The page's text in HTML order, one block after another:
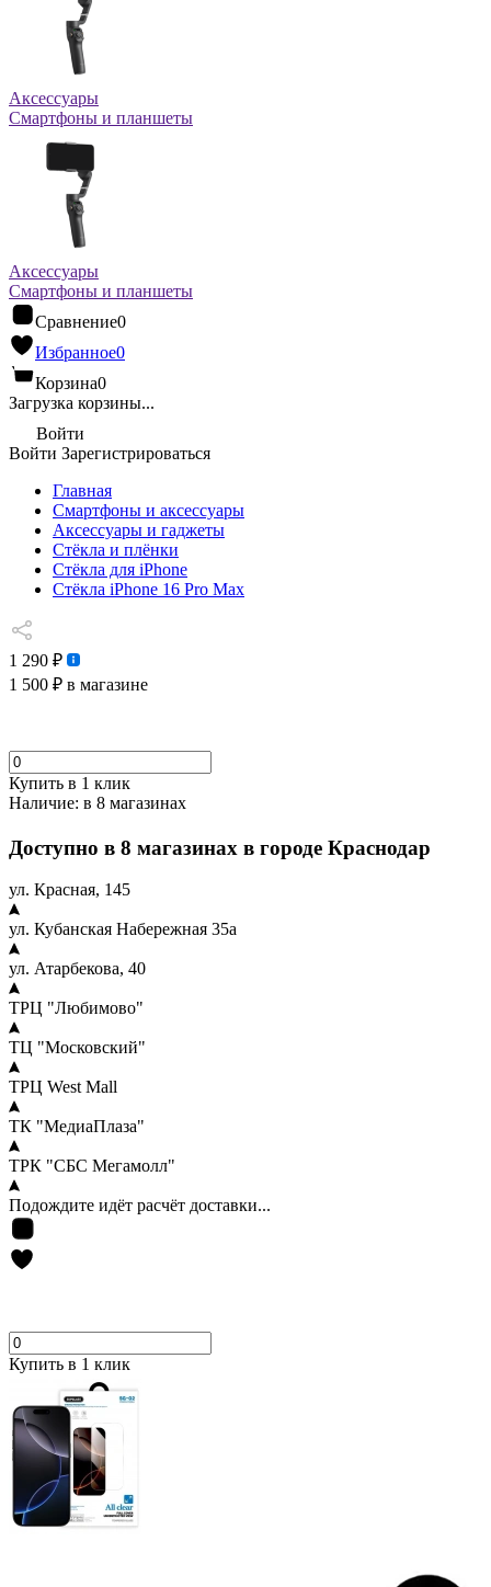
Аксессуары
Смартфоны и планшеты
Аксессуары
Смартфоны и планшеты
Сравнение0
Избранное0
Корзина0
Загрузка корзины...
Войти
Войти Зарегистрироваться
Главная
Смартфоны и аксессуары
Аксессуары и гаджеты
Стёкла и плёнки
Стёкла для iPhone
Стёкла iPhone 16 Pro Max
1 290 ₽
1 500 ₽ в магазине
Купить в 1 клик
Наличие: в 8 магазинах
Доступно в 8 магазинах в городе Краснодар
ул. Красная, 145
ул. Кубанская Набережная 35а
ул. Атарбекова, 40
ТРЦ "Любимово"
ТЦ "Московский"
ТРЦ West Mall
ТК "МедиаПлаза"
ТРК "СБС Мегамолл"
Подождите идёт расчёт доставки...
Купить в 1 клик